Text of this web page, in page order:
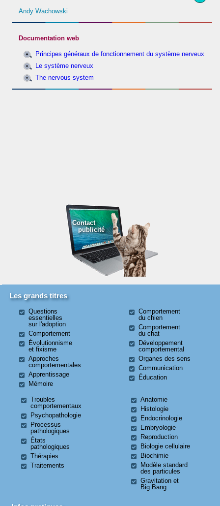
Andy Wachowski
Documentation web
Principes généraux de fonctionnement du système nerveux
Le système nerveux
The nervous system
Contact
publicité
Les grands titres
Questions
essentielles
sur l'adoption
Comportement
Évolutionnisme
et fixisme
Approches
comportementales
Apprentissage
Mémoire
Comportement
du chien
Comportement
du chat
Développement
comportemental
Organes des sens
Communication
Éducation
Troubles
comportementaux
Psychopathologie
Processus
pathologiques
États
pathologiques
Thérapies
Traitements
Anatomie
Histologie
Endocrinologie
Embryologie
Reproduction
Biologie cellulaire
Biochimie
Modèle standard
des particules
Gravitation et
Big Bang